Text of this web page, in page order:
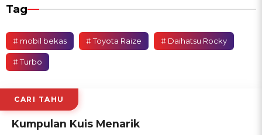
Tag
# mobil bekas # Toyota Raize # Daihatsu Rocky
# Turbo
CARI TAHU
Kumpulan Kuis Menarik